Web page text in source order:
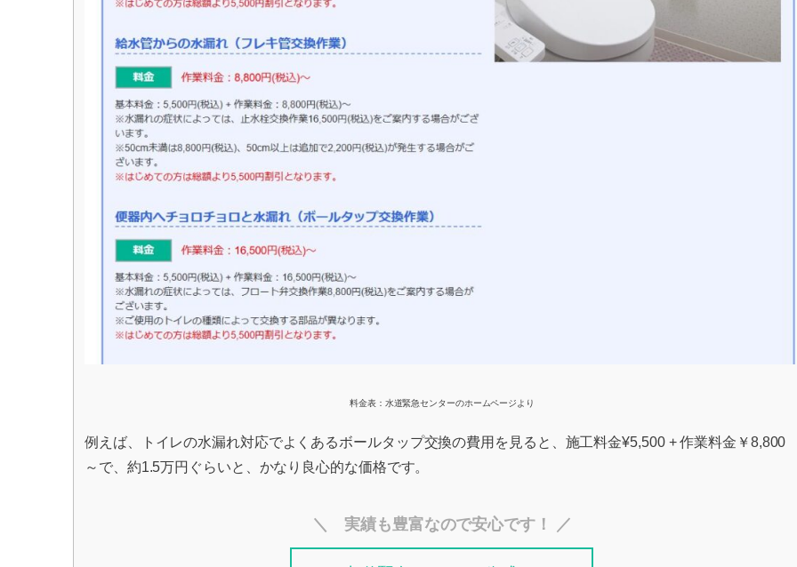
料金表：水道緊急センターのホームページより
例えば、トイレの水漏れ対応でよくあるボールタップ交換の費用を見ると、施工料金¥5,500 + 作業料金￥8,800
～で、約1.5万円ぐらいと、かなり良心的な価格です。
＼ 実績も豊富なので安心です！ ／